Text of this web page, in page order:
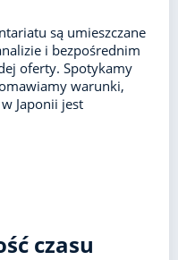
są umieszczane
i bezpośrednim
oferty. Spotykamy
warunki,
Japonii jest
czasu